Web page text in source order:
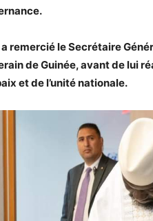
remercié le Secrétaire
de Guinée, avant de lui
et de l’unité nationale.